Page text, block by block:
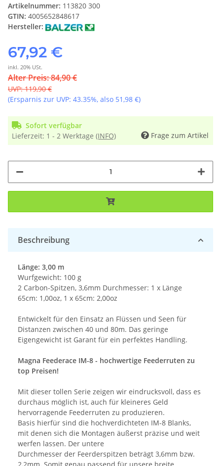
Artikelnummer: 113820 300
GTIN: 4005652848617
Hersteller:
67,92 €
inkl. 20% USt.
Alter Preis: 84,90 €
UVP:119,90 €
(Ersparnis zur UVP: 43.35%, also 51,98 €)
Sofort verfügbar
Lieferzeit: 1 - 2 Werktage (INFO) Frage zum Artikel
Beschreibung
Länge: 3,00 m
Wurfgewicht: 100 g
2 Carbon-Spitzen, 3,6mm Durchmesser: 1 x Länge
65cm: 1,00oz, 1 x 65cm: 2,00oz
Entwickelt für den Einsatz an Flüssen und Seen für
Distanzen zwischen 40 und 80m. Das geringe
Eigengewicht ist Garant für ein perfektes Handling.
Magna Feederace IM-8 - hochwertige Feederruten zu
top Preisen!
Mit dieser tollen Serie zeigen wir eindrucksvoll, dass es
durchaus möglich ist, auch für kleineres Geld
hervorragende Feederruten zu produzieren.
Basis hierfür sind die hochverdichteten IM-8 Blanks,
mit denen sich die Montagen äußerst präzise und weit
werfen lassen. Der untere
Durchmesser der Feerderspitzen beträgt 3,6mm bzw.